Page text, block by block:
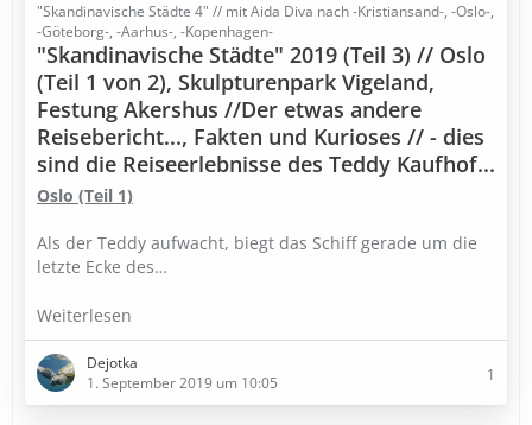
"Skandinavische Städte 4" // mit Aida Diva nach -Kristiansand-, -Oslo-,
-Göteborg-, -Aarhus-, -Kopenhagen-
"Skandinavische Städte" 2019 (Teil 3) // Oslo
(Teil 1 von 2), Skulpturenpark Vigeland,
Festung Akershus //Der etwas andere
Reisebericht..., Fakten und Kurioses // - dies
sind die Reiseerlebnisse des Teddy Kaufhof...
Oslo (Teil 1)
Als der Teddy aufwacht, biegt das Schiff gerade um die
letzte Ecke des…
Weiterlesen
Dejotka
1. September 2019 um 10:05
1